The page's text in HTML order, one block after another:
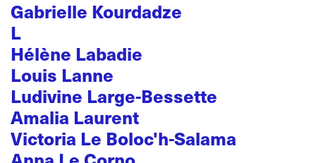
Gabrielle Kourdadze
L
Hélène Labadie
Louis Lanne
Ludivine Large-Bessette
Amalia Laurent
Victoria Le Boloc'h-Salama